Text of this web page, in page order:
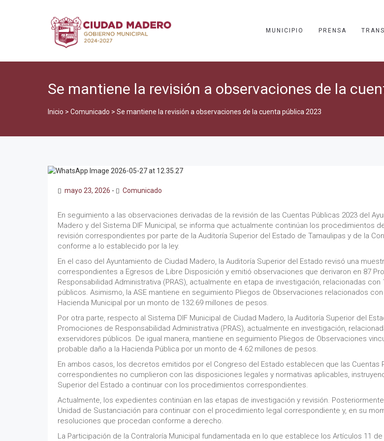
MUNICIPIO PRENSA
Se mantiene la revisión a observaciones de la
Inicio > Comunicado > Se mantiene la revisión a observaciones de la cuenta pública 2023
mayo 23, 2026 - Comunicado
En seguimiento a las observaciones derivadas de la revisión de las Cuentas Públicas 2023 del
Madero y del Sistema DIF Municipal, se informa que actualmente continúan los procedimientos
revisión correspondientes por parte de la Auditoría Superior del Estado de Tamaulipas y de la
conforme a lo establecido por la ley.
En el caso del Ayuntamiento de Ciudad Madero, la Auditoría Superior del Estado revisó una
correspondientes a Egresos de Libre Disposición y emitió observaciones que derivaron en 87
Responsabilidad Administrativa (PRAS), actualmente en etapa de investigación, relacionadas con
públicos. Asimismo, la ASE mantiene en seguimiento Pliegos de Observaciones relacionados
Hacienda Municipal por un monto de 132.69 millones de pesos.
Por otra parte, respecto al Sistema DIF Municipal de Ciudad Madero, la Auditoría Superior del
Promociones de Responsabilidad Administrativa (PRAS), actualmente en investigación,
exservidores públicos. De igual manera, mantiene en seguimiento Pliegos de Observaciones
probable daño a la Hacienda Pública por un monto de 4.62 millones de pesos.
En ambos casos, los decretos emitidos por el Congreso del Estado establecen que las Cuentas
correspondientes no cumplieron con las disposiciones legales y normativas aplicables,
Superior del Estado a continuar con los procedimientos correspondientes.
Actualmente, los expedientes continúan en las etapas de investigación y revisión.
Unidad de Sustanciación para continuar con el procedimiento legal correspondiente y, en su
resoluciones que procedan conforme a derecho.
La Participación de la Contraloría Municipal fundamentada en lo que establece los Artículos 11 de